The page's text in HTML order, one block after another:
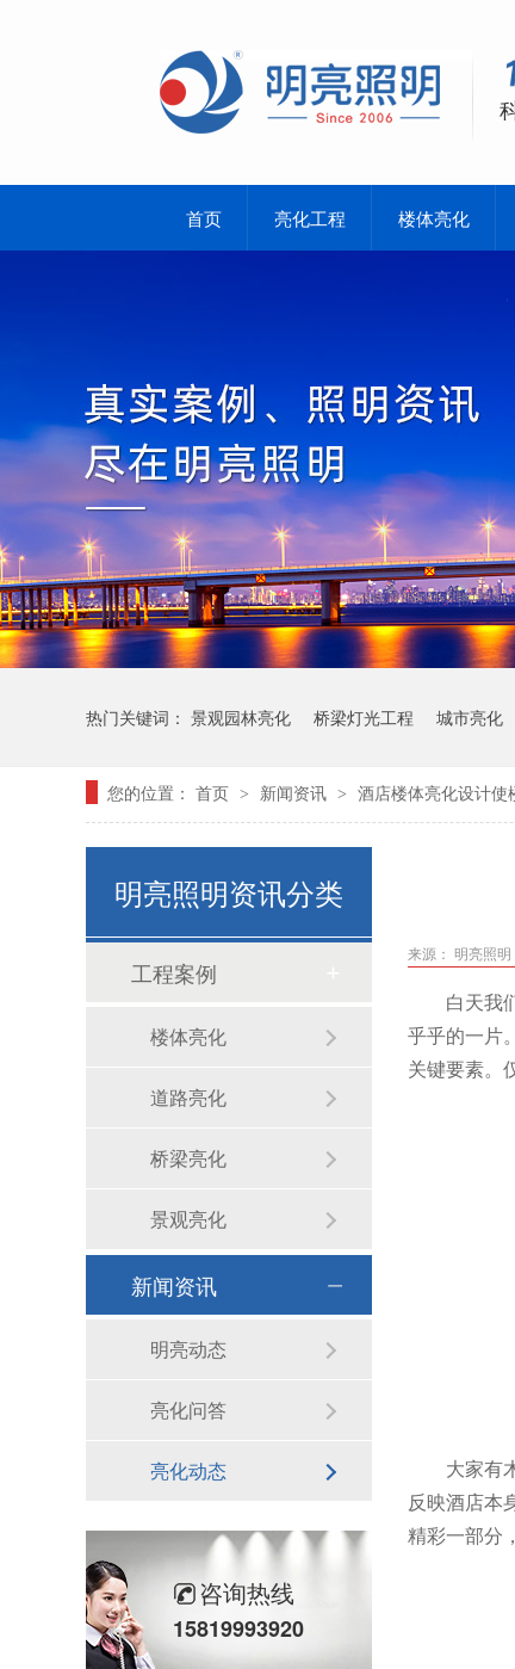
首页 亮化工程 楼体亮化
热门关键词： 景观园林亮化 桥梁灯光工程 城市亮化
您的位置： 首页 > 新闻资讯 > 酒店楼体亮化设计
来源： 明亮照明
白天我
乎乎的一片
关键要素。
大家有
反映酒店本
精彩一部分
明亮照明资讯分类
工程案例
楼体亮化
道路亮化
桥梁亮化
景观亮化
新闻资讯
明亮动态
亮化问答
亮化动态
咨询热线
15819993920